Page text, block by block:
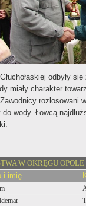
odbyły
miały charakter
Zawodnicy rozlosowani w
do wody. Łowcą
.
W OKRĘGU OPOLE
i imię